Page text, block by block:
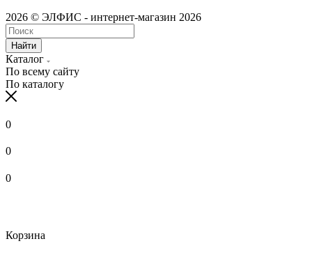
2026 © ЭЛФИС - интернет-магазин 2026
Найти
Каталог
По всему сайту
По каталогу
0
0
0
Корзина